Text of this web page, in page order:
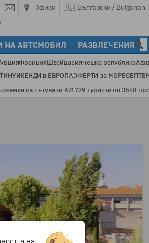
Офиси 🇧🇬Български / Bulgarian
НА АВТОМОБИЛ РАЗВЛЕЧЕНИЯ
ФранцияШвейцарияЧешка република
УИКЕНДИ в ЕВРОПАОФЕРТИ за МОРЕ
са пътували 621 729 туристи по 3548
на